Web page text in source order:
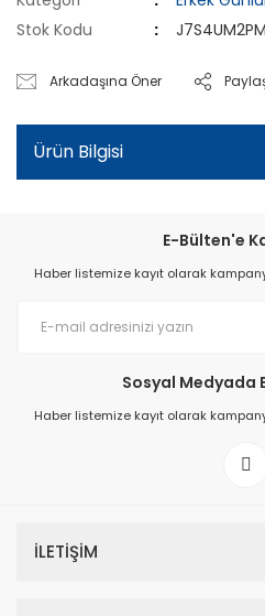
Stok Kodu
Arkadaşına Öner
Ürün Bilgisi
E-Bülten'e
Haber listemize kayıt olarak
Sosyal Medyada
Haber listemize kayıt olarak
İLETİŞİM